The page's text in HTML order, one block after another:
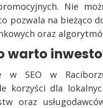
Nie
co pozwala na
oraz
warto
w SEO w
korzyści dla
oraz